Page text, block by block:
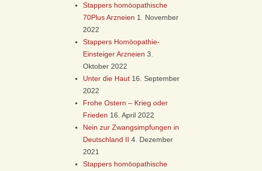
Stappers homöopathische
70Plus Arzneien 1. November
2022
Stappers Homöopathie-
Einsteiger Arzneien 3.
Oktober 2022
Unter die Haut 16. September
2022
Frohe Ostern – Krieg oder
Frieden 16. April 2022
Nein zur Zwangsimpfungen in
Deutschland II 4. Dezember
2021
Stappers homöopathische